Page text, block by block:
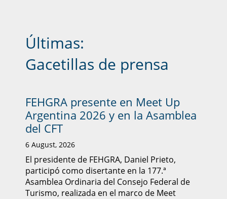
Últimas:
Gacetillas de prensa
FEHGRA presente en Meet Up
Argentina 2026 y en la Asamblea
del CFT
6 August, 2026
El presidente de FEHGRA, Daniel Prieto,
participó como disertante en la 177.ª
Asamblea Ordinaria del Consejo Federal de
Turismo, realizada en el marco de Meet